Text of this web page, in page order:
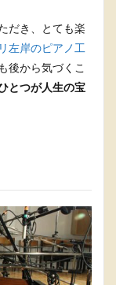
だき、とても楽
左岸のピアノ工
後から気づくこ
とつが人生の宝